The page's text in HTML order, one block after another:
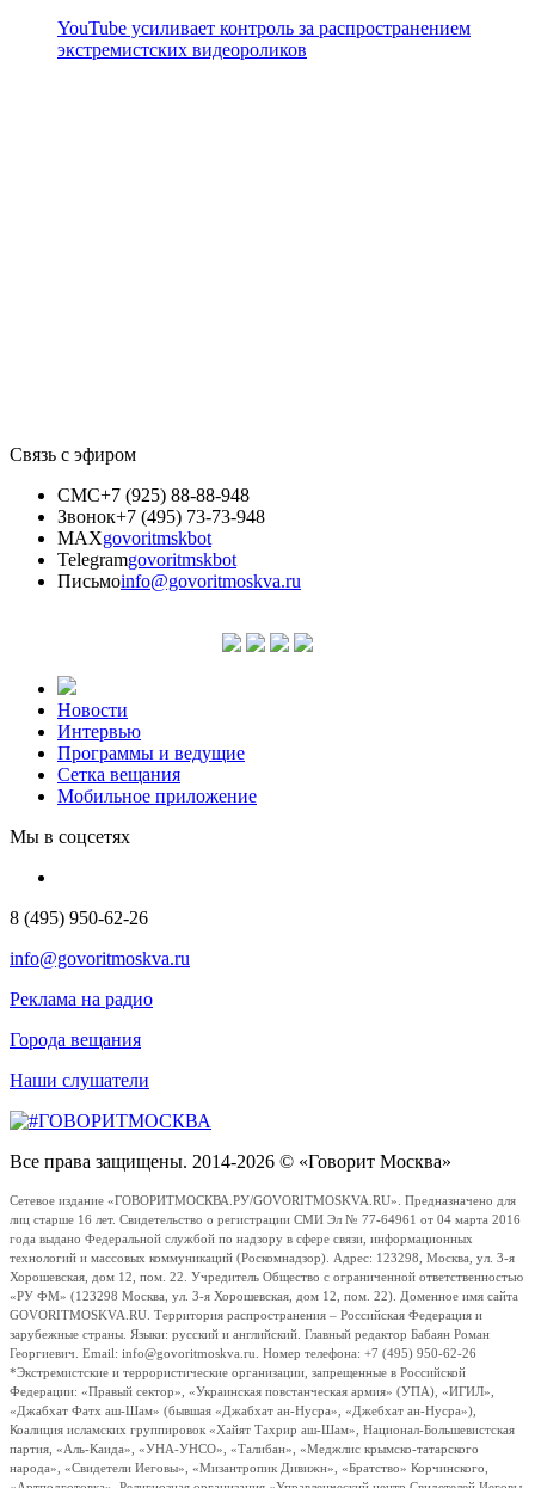
YouTube усиливает контроль за распространением
экстремистских видеороликов
Связь с эфиром
СМС+7 (925) 88-88-948
Звонок+7 (495) 73-73-948
MAXgovoritmskbot
Telegramgovoritmskbot
Письмоinfo@govoritmoskva.ru
Новости
Интервью
Программы и ведущие
Сетка вещания
Мобильное приложение
Мы в соцсетях
8 (495) 950-62-26
info@govoritmoskva.ru
Реклама на радио
Города вещания
Наши слушатели
Все права защищены. 2014-2026 © «Говорит Москва»
Сетевое издание «ГОВОРИТМОСКВА.РУ/GOVORITMOSKVA.RU». Предназначено для
лиц старше 16 лет. Свидетельство о регистрации СМИ Эл № 77-64961 от 04 марта 2016
года выдано Федеральной службой по надзору в сфере связи, информационных
технологий и массовых коммуникаций (Роскомнадзор). Адрес: 123298, Москва, ул. 3-я
Хорошевская, дом 12, пом. 22. Учредитель Общество с ограниченной ответственностью
«РУ ФМ» (123298 Москва, ул. 3-я Хорошевская, дом 12, пом. 22). Доменное имя сайта
GOVORITMOSKVA.RU. Территория распространения – Российская Федерация и
зарубежные страны. Языки: русский и английский. Главный редактор Бабаян Роман
Георгиевич. Email: info@govoritmoskva.ru. Номер телефона: +7 (495) 950-62-26
*Экстремистские и террористические организации, запрещенные в Российской
Федерации: «Правый сектор», «Украинская повстанческая армия» (УПА), «ИГИЛ»,
«Джабхат Фатх аш-Шам» (бывшая «Джабхат ан-Нусра», «Джебхат ан-Нусра»),
Коалиция исламских группировок «Хайят Тахрир аш-Шам», Национал-Большевистская
партия, «Аль-Каида», «УНА-УНСО», «Талибан», «Меджлис крымско-татарского
народа», «Свидетели Иеговы», «Мизантропик Дивижн», «Братство» Корчинского,